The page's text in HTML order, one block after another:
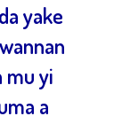
yake
mu yi
a